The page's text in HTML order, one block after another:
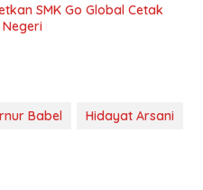
SMK Go Global Cetak
Babel
Hidayat Arsani